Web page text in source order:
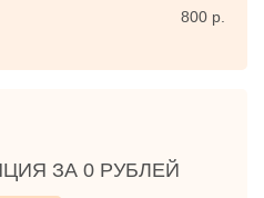
800 р.
ЗА 0 РУБЛЕЙ